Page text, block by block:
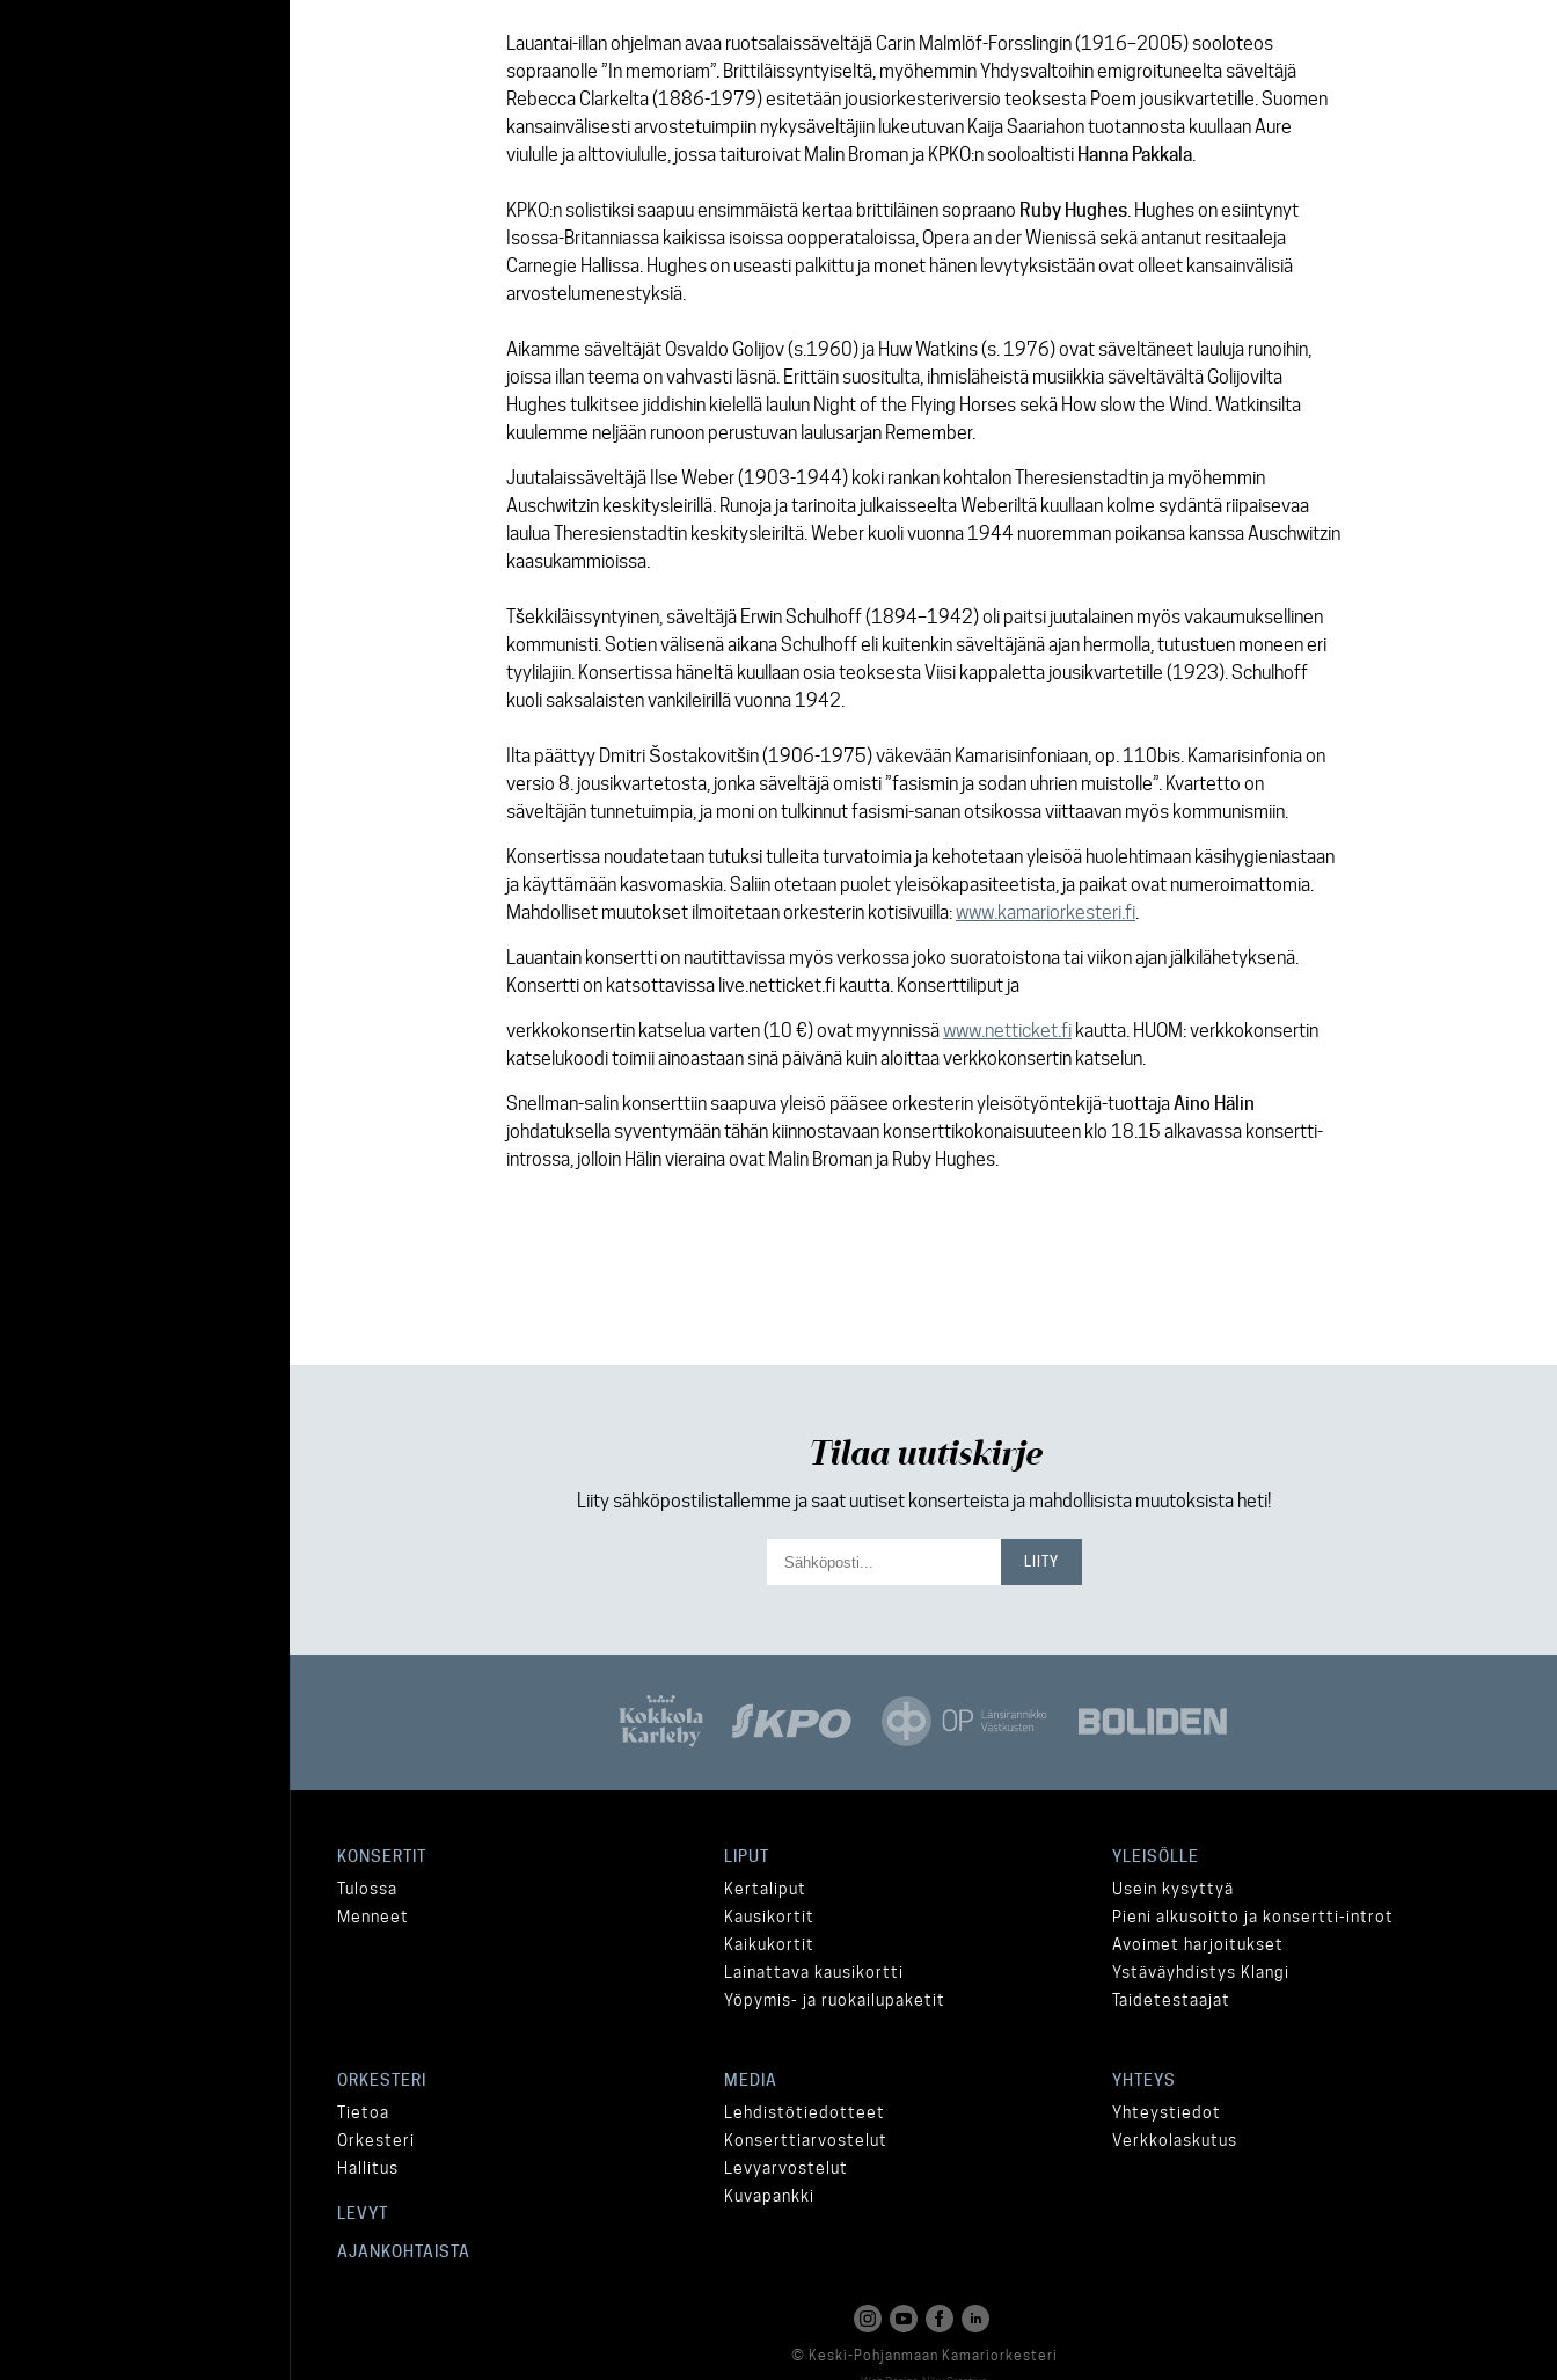
Lauantai-illan ohjelman avaa ruotsalaissäveltäjä Carin Malmlöf-Forsslingin (1916–2005) sooloteos
sopraanolle ”In memoriam”. Brittiläissyntyiseltä, myöhemmin Yhdysvaltoihin emigroituneelta säveltäjä
Rebecca Clarkelta (1886-1979) esitetään jousiorkesteriversio teoksesta Poem jousikvartetille. Suomen
kansainvälisesti arvostetuimpiin nykysäveltäjiin lukeutuvan Kaija Saariahon tuotannosta kuullaanAure
viululle ja alttoviululle, jossa taituroivat Malin Broman ja KPKO:n sooloaltisti Hanna Pakkala.
KPKO:n solistiksi saapuu ensimmäistä kertaa brittiläinen sopraano Ruby Hughes. Hughes on esiintynyt
Isossa-Britanniassa kaikissa isoissa oopperataloissa, Opera an der Wienissä sekä antanut resitaaleja
Carnegie Hallissa. Hughes on useasti palkittu ja monet hänen levytyksistään ovat olleet kansainvälisiä
arvostelumenestyksiä.
Aikamme säveltäjät Osvaldo Golijov (s.1960) ja Huw Watkins (s. 1976) ovat säveltäneet lauluja runoihin,
joissa illan teema on vahvasti läsnä. Erittäin suositulta, ihmisläheistä musiikkia säveltävältä Golijovilta
Hughes tulkitsee jiddishin kielellä laulun Night of the Flying Horses sekä How slow the Wind. Watkinsilta
kuulemme neljään runoon perustuvan laulusarjan Remember.
Juutalaissäveltäjä Ilse Weber (1903-1944) koki rankan kohtalon Theresienstadtin ja myöhemmin
Auschwitzin keskitysleirillä. Runoja ja tarinoita julkaisseelta Weberiltä kuullaan kolme sydäntä riipaisevaa
laulua Theresienstadtin keskitysleiriltä. Weber kuoli vuonna 1944 nuoremman poikansa kanssa Auschwitzin
kaasukammioissa.
Tšekkiläissyntyinen, säveltäjä Erwin Schulhoff (1894–1942) oli paitsi juutalainen myös vakaumuksellinen
kommunisti. Sotien välisenä aikana Schulhoff eli kuitenkin säveltäjänä ajan hermolla, tutustuen moneen eri
tyylilajiin. Konsertissa häneltä kuullaanosia teoksesta Viisi kappaletta jousikvartetille (1923). Schulhoff
kuoli saksalaisten vankileirillä vuonna 1942.
Ilta päättyy Dmitri Šostakovitšin (1906-1975) väkevään Kamarisinfoniaan, op. 110bis. Kamarisinfonia on
versio 8. jousikvartetosta, jonka säveltäjä omisti ”fasismin ja sodan uhrien muistolle”. Kvartetto on
säveltäjän tunnetuimpia, ja moni on tulkinnut fasismi-sanan otsikossa viittaavan myös kommunismiin.
Konsertissa noudatetaan tutuksi tulleita turvatoimia ja kehotetaan yleisöä huolehtimaan käsihygieniastaan
ja käyttämään kasvomaskia. Saliin otetaan puolet yleisökapasiteetista, ja paikat ovat numeroimattomia.
Mahdolliset muutokset ilmoitetaan orkesterin kotisivuilla:www.kamariorkesteri.fi.
Lauantain konsertti on nautittavissa myös verkossa joko suoratoistona tai viikon ajan jälkilähetyksenä.
Konsertti on katsottavissa live.netticket.fi kautta. Konserttiliput ja
verkkokonsertin katselua varten (10 €) ovat myynnissäwww.netticket.fi kautta. HUOM: verkkokonsertin
katselukoodi toimii ainoastaan sinä päivänä kuin aloittaa verkkokonsertin katselun.
Snellman-salin konserttiin saapuva yleisö pääsee orkesterin yleisötyöntekijä-tuottajaAino Hälin
johdatuksella syventymään tähän kiinnostavaan konserttikokonaisuuteen klo 18.15 alkavassa konsertti-
introssa, jolloin Hälin vieraina ovat Malin Broman ja Ruby Hughes.
Tilaa uutiskirje
Liity sähköpostilistallemme ja saat uutiset konserteista ja mahdollisista muutoksista heti!
KONSERTIT
Tulossa
Menneet
LIPUT
Kertaliput
Kausikortit
Kaikukortit
Lainattava kausikortti
Yöpymis- ja ruokailupaketit
YLEISÖLLE
Usein kysyttyä
Pieni alkusoitto ja konsertti-introt
Avoimet harjoitukset
Ystäväyhdistys Klangi
Taidetestaajat
ORKESTERI
Tietoa
Orkesteri
Hallitus
LEVYT
AJANKOHTAISTA
MEDIA
Lehdistötiedotteet
Konserttiarvostelut
Levyarvostelut
Kuvapankki
YHTEYS
Yhteystiedot
Verkkolaskutus
© Keski-Pohjanmaan Kamariorkesteri